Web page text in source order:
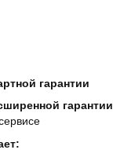
гарантии
гарантии